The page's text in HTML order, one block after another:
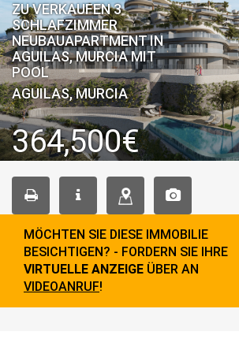
ZU VERKAUFEN 3
SCHLAFZIMMER
NEUBAUAPARTMENT IN
AGUILAS, MURCIA MIT
POOL
AGUILAS, MURCIA
364,500€
MÖCHTEN SIE DIESE IMMOBILIE
BESICHTIGEN? - FORDERN SIE IHRE
VIRTUELLE ANZEIGE ÜBER AN
VIDEOANRUF!